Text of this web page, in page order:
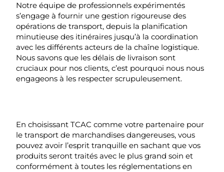
Notre équipe de professionnels expérimentés
s’engage à fournir une gestion rigoureuse des
opérations de transport, depuis la planification
minutieuse des itinéraires jusqu’à la coordination
avec les différents acteurs de la chaîne logistique.
Nous savons que lesdélais de livraison sont
cruciaux pour nos clients, c’est pourquoi nous nous
engageons à les respecter scrupuleusement.
En choisissant TCAC comme votre partenaire pour
le transport de marchandises dangereuses, vous
pouvez avoir l’esprit tranquille en sachant que vos
produits seront traités avec le plus grand soin et
conformément à toutes les réglementations en